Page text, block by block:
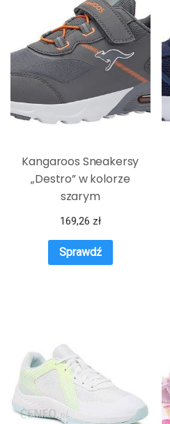
Kangaroos Sneakersy
„Destro” w kolorze
szarym
169,26 zł
Sprawdź